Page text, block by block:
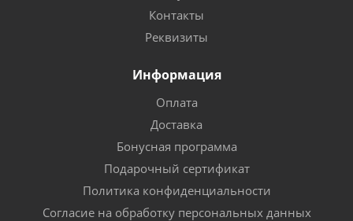
Контакты
Реквизиты
Информация
Оплата
Доставка
Бонусная программа
Подарочный сертификат
Политика конфиденциальности
Согласие на обработку персональных данных